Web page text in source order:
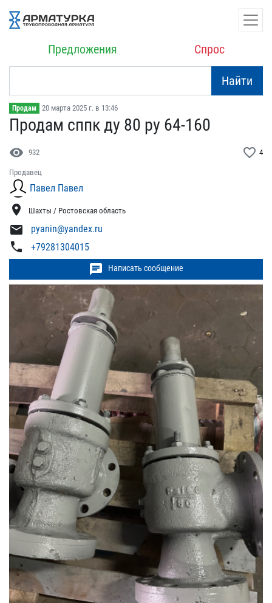
Предложения Спрос
Найти
Продам 20 марта 2025 г. в 13:46
Продам сппк ду 80 ру 64-​160
visibility 932 favorite_border 4
Продавец
Павел Павел
location_on Шахты / Ростовская область
mail pyanin@yandex.ru
phone +79281304015
chat Написать сообщение